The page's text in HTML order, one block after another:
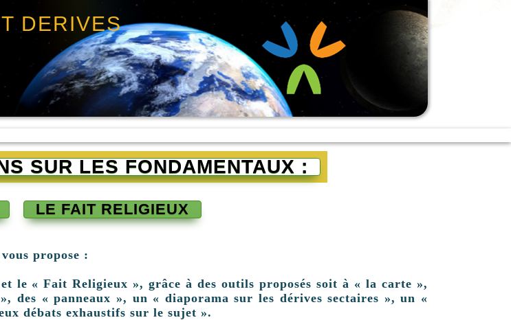
DERIVES
SUR LES FONDAMENTAUX :
LE FAIT RELIGIEUX
propose :
le « Fait Religieux », grâce à des outils proposés soit à « la carte »,
des « panneaux », un « diaporama sur les dérives sectaires », un «
débats exhaustifs sur le sujet ».